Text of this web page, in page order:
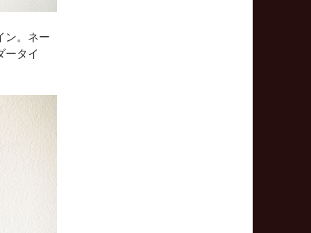
ン。ネー
ータイ